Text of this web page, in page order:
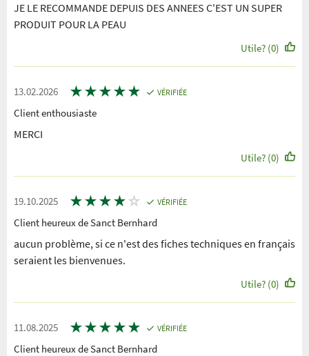
JE LE RECOMMANDE DEPUIS DES ANNEES C'EST UN SUPER
PRODUIT POUR LA PEAU
Utile? (0)
13.02.2026 ★★★★★ VÉRIFIÉE
Client enthousiaste
MERCI
Utile? (0)
19.10.2025 ★★★★ ☆ VÉRIFIÉE
Client heureux de Sanct Bernhard
aucun problème, si ce n'est des fiches techniques en français
seraient les bienvenues.
Utile? (0)
11.08.2025 ★★★★★ VÉRIFIÉE
Client heureux de Sanct Bernhard